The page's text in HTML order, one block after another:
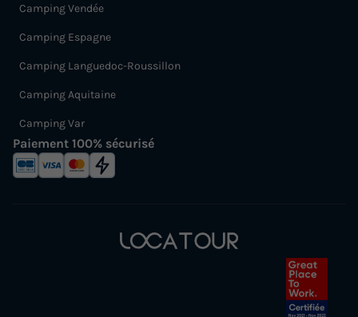
Camping Vendée
Camping Espagne
Camping Languedoc-Roussillon
Camping Aquitaine
Camping Var
Paiement 100% sécurisé